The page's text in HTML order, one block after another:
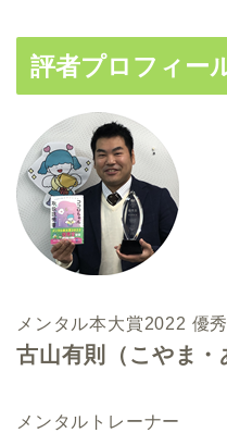
評者プロフィー
メンタル本大賞2022 優
古山有則（こやま・
メンタルトレーナー